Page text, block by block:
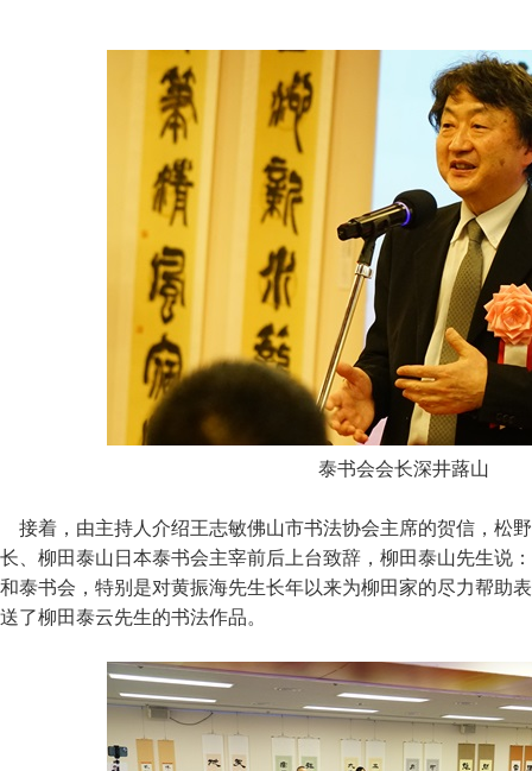
泰书会会长深井蕗山
接着，由主持人介绍王志敏佛山市书法协会主席的贺信，松
长、柳田泰山日本泰书会主宰前后上台致辞，柳田泰山先生说
和泰书会，特别是对黄振海先生长年以来为柳田家的尽力帮助
送了柳田泰云先生的书法作品。